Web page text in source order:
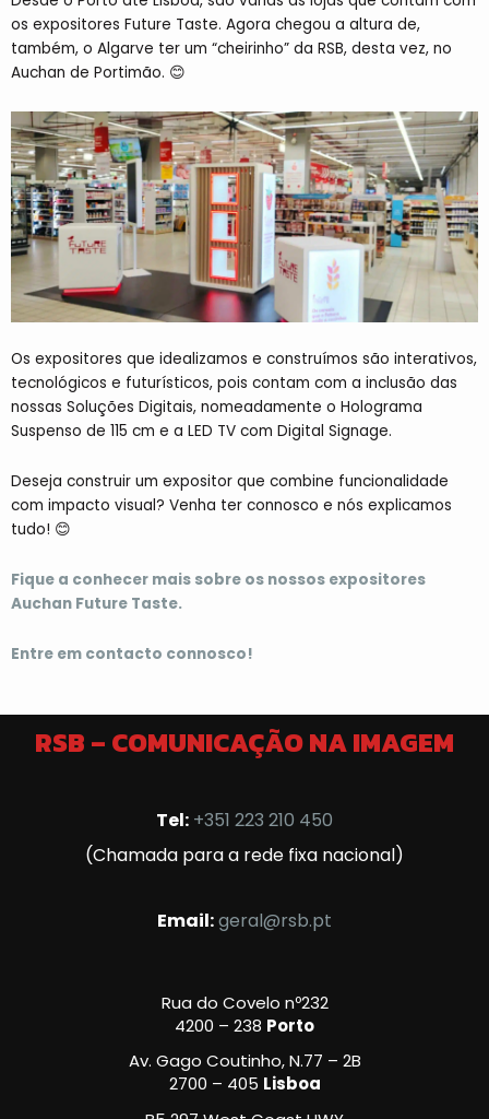
os expositores Future Taste. Agora chegou a altura de,
também, o Algarve ter um “cheirinho” da RSB, desta vez, no
Auchan de Portimão. 😊
Os expositores que idealizamos e construímos são interativos,
tecnológicos e futurísticos, pois contam com a inclusão das
nossas Soluções Digitais, nomeadamente o Holograma
Suspenso de 115 cm e a LED TV com Digital Signage.
Deseja construir um expositor que combine funcionalidade
com impacto visual? Venha ter connosco e nós explicamos
tudo! 😊
Fique a conhecer mais sobre os nossos expositores
Auchan Future Taste.
Entre em contacto connosco!
RSB – COMUNICAÇÃO NA IMAGEM
Tel: +351 223 210 450
(Chamada para a rede fixa nacional)
Email:geral@rsb.pt
Rua do Covelo nº232
4200 – 238 Porto
Av. Gago Coutinho, N.77 – 2B
2700 – 405 Lisboa